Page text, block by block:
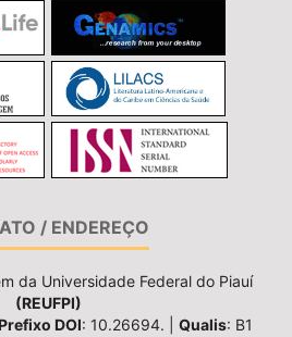
/ ENDEREÇO
da Universidade Federal do Piauí
(REUFPI)
DOI: 10.26694. | Qualis: B1